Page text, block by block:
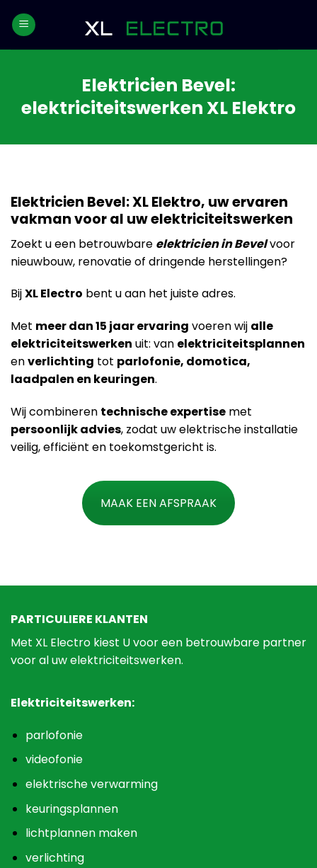
Elektricien Bevel:
elektriciteitswerken XL Elektro
Elektricien Bevel: XL Elektro, uw ervaren
vakman voor al uw elektriciteitswerken
Zoekt u een betrouwbare elektricien in Bevelvoor
nieuwbouw, renovatie of dringende herstellingen?
BijXL Electro bent u aan het juiste adres.
Met meer dan 15 jaar ervaring voeren wij alle
elektriciteitswerken uit: van elektriciteitsplannen
enverlichting tot parlofonie, domotica,
laadpalen en keuringen.
Wij combineren technische expertise met
persoonlijk advies, zodat uw elektrische installatie
veilig, efficiënt en toekomstgericht is.
MAAK EEN AFSPRAAK
PARTICULIERE KLANTEN
Met XL Electro kiest U voor een betrouwbare partner
voor al uw elektriciteitswerken.
Elektriciteitswerken:
parlofonie
videofonie
elektrische verwarming
keuringsplannen
lichtplannen maken
verlichting